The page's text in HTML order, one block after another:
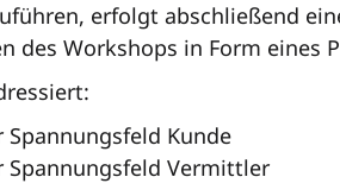
erfolgt abschließend
des Workshops in Form eines
Spannungsfeld Kunde
Spannungsfeld Vermittler